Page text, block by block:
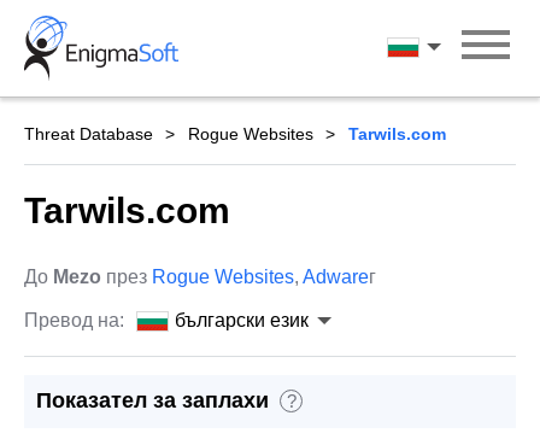
Skip
content
български
Threat Database Rogue Websites Tarwils.com
Tarwils.com
До Mezo през Rogue Websites, Adwareг
Превод на: български език
Показател за заплахи ?